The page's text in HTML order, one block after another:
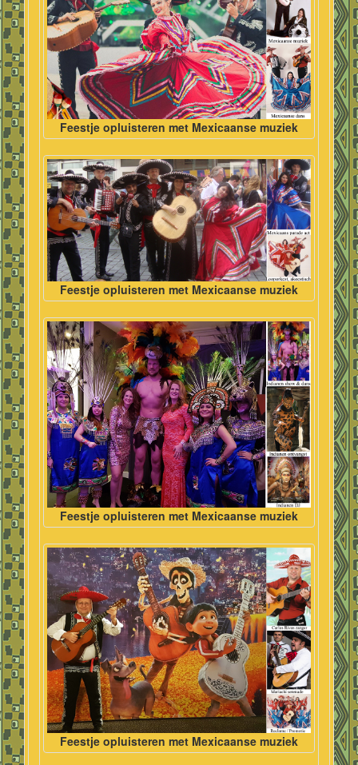
Feestje opluisteren met Mexicaanse muziek
Feestje opluisteren met Mexicaanse muziek
Feestje opluisteren met Mexicaanse muziek
Feestje opluisteren met Mexicaanse muziek